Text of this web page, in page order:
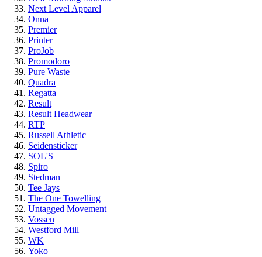
Next Level Apparel
Onna
Premier
Printer
ProJob
Promodoro
Pure Waste
Quadra
Regatta
Result
Result Headwear
RTP
Russell Athletic
Seidensticker
SOL'S
Spiro
Stedman
Tee Jays
The One Towelling
Untagged Movement
Vossen
Westford Mill
WK
Yoko